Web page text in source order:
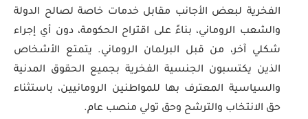
الفخرية لبعض الأجانب مقابل خدمات خاصة لصالح الدولة
والشعب الروماني، بناءً على اقتراح الحكومة، دون أي إجراء
شكلي آخر، من قبل البرلمان الروماني. يتمتع الأشخاص
الذين يكتسبون الجنسية الفخرية بجميع الحقوق المدنية
والسياسية المعترف بها للمواطنين الرومانيين، باستثناء
حق الانتخاب والترشح وحق تولي منصب عام.